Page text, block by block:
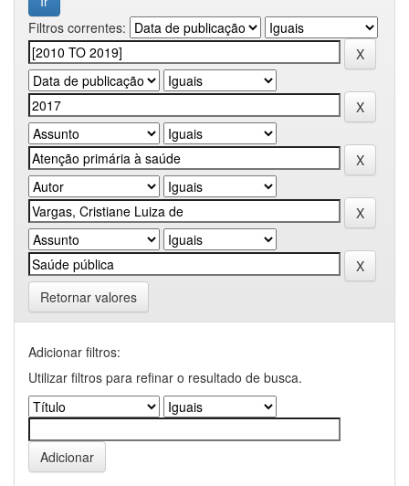
Filtros correntes:
Retornar valores
Adicionar filtros:
Utilizar filtros para refinar o resultado de busca.